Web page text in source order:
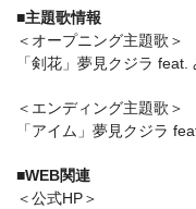
■主題歌情報
＜オープニング主題歌＞
「剣花」夢見クジラ feat.
＜エンディング主題歌＞
「アイム」夢見クジラ
■WEB関連
＜公式HP＞